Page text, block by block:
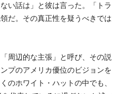
い話は」と彼は言った。「トラ
だ。その真正性を疑うべきでは
周辺的な主張」と呼び、その説
プのアメリカ優位のビジョンを
のホワイト・ハットの中でも、